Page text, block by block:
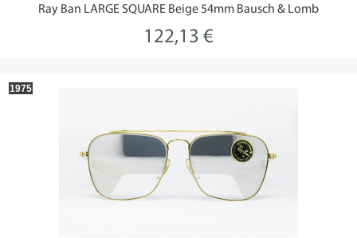
Ray Ban LARGE SQUARE Beige 54mm Bausch & Lomb
122,13 €
1975